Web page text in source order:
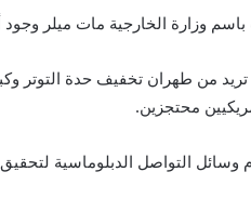
وزارة الخارجية مات ميلر وجود
من طهران تخفيف حدة التوتر
محتجزين.
التواصل الدبلوماسية